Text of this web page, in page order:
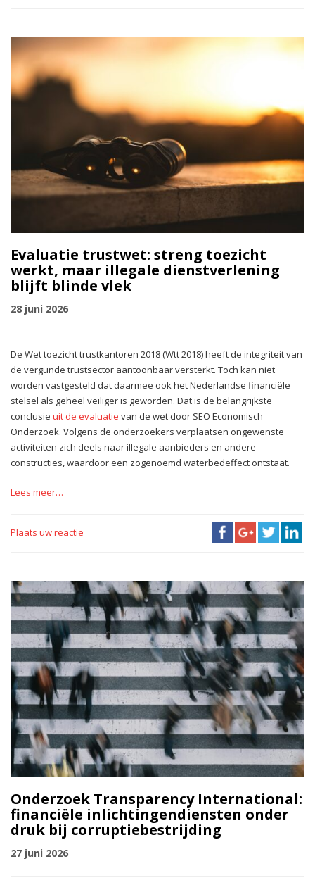
Evaluatie trustwet: streng toezicht
werkt, maar illegale dienstverlening
blijft blinde vlek
28 juni 2026
De Wet toezicht trustkantoren 2018 (Wtt 2018) heeft de integriteit van
de vergunde trustsector aantoonbaar versterkt. Toch kan niet
worden vastgesteld dat daarmee ook het Nederlandse financiële
stelsel als geheel veiliger is geworden. Dat is de belangrijkste
conclusie uit de evaluatie van de wet door SEO Economisch
Onderzoek. Volgens de onderzoekers verplaatsen ongewenste
activiteiten zich deels naar illegale aanbieders en andere
constructies, waardoor een zogenoemd waterbedeffect ontstaat.
Lees meer…
Plaats uw reactie
Onderzoek Transparency International:
financiële inlichtingendiensten onder
druk bij corruptiebestrijding
27 juni 2026